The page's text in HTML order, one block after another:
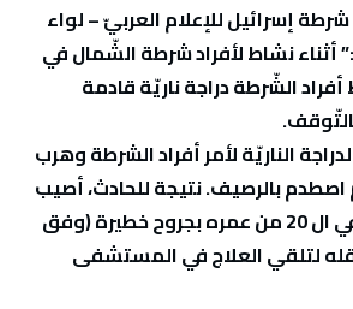
إسرائيل للإعلام العربيّ – لواء
أثناء نشاط لأفراد شرطة الشّمال في
أفراد الشّرطة دراجة ناريّة قادمة
الناريّة لأمر أفراد الشرطة وهرب
بالرصيف. نتيجة للحادث، أصيب
أحد سكان الناصرة في ال 20 من عمره بجروح خطيرة (وفق
لتلقي العلاج في المستشفى